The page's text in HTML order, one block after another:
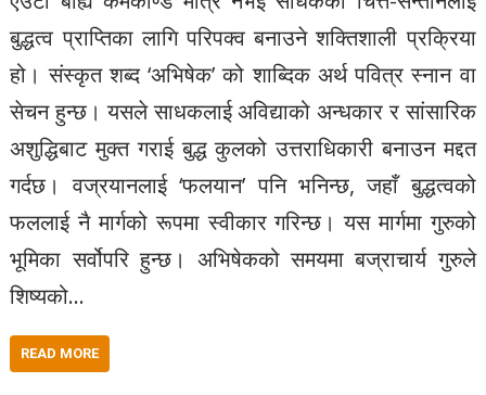
बुद्धत्व प्राप्तिका लागि परिपक्व बनाउने शक्तिशाली प्रक्रिया
हो। संस्कृत शब्द ‘अभिषेक’ को शाब्दिक अर्थ पवित्र स्नान वा
सेचन हुन्छ। यसले साधकलाई अविद्याको अन्धकार र सांसारिक
अशुद्धिबाट मुक्त गराई बुद्ध कुलको उत्तराधिकारी बनाउन मद्दत
गर्दछ। वज्रयानलाई ‘फलयान’ पनि भनिन्छ, जहाँ बुद्धत्वको
फललाई नै मार्गको रूपमा स्वीकार गरिन्छ। यस मार्गमा गुरुको
भूमिका सर्वोपरि हुन्छ। अभिषेकको समयमा बज्राचार्य गुरुले
शिष्यको…
READ MORE